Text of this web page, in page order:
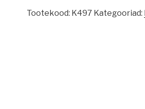
Tootekood: K497 Kategooriad: